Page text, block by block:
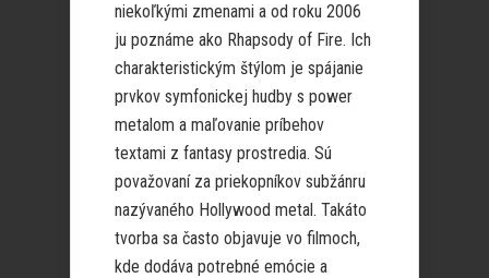
niekoľkými zmenami a od roku 2006
ju poznáme ako Rhapsody of Fire. Ich
charakteristickým štýlom je spájanie
prvkov symfonickej hudby s power
metalom a maľovanie príbehov
textami z fantasy prostredia. Sú
považovaní za priekopníkov subžánru
nazývaného Hollywood metal. Takáto
tvorba sa často objavuje vo filmoch,
kde dodáva potrebné emócie a